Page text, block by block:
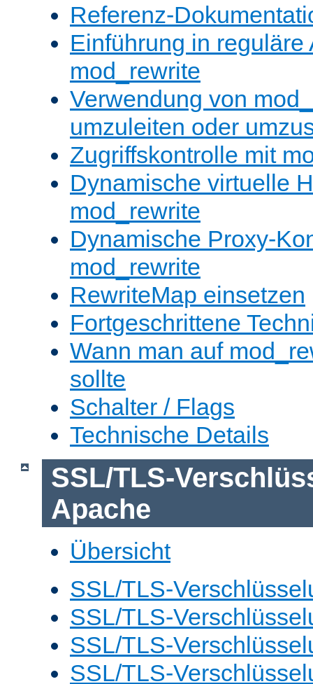
Referenz-
Einführung in reguläre
mod_rewrite
Verwendung von
umzuleiten oder
Zugriffskontrolle mit
Dynamische virtuelle
mod_rewrite
Dynamische Proxy-
mod_rewrite
RewriteMap einsetzen
Fortgeschrittene
Wann man auf
sollte
Schalter / Flags
Technische Details
SSL/TLS-
Apache
Übersicht
SSL/TLS-
SSL/TLS-
SSL/TLS-
SSL/TLS-